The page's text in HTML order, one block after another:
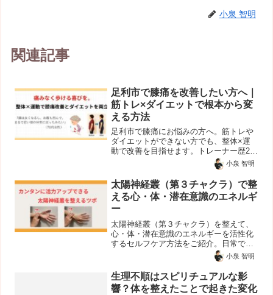
小泉 智明
関連記事
足利市で膝痛を改善したい方へ｜
筋トレ×ダイエットで根本から変
える方法
足利市で膝痛にお悩みの方へ。筋トレや
ダイエットができない方でも、整体×運
動で改善を目指せます。トレーナー歴20
年・2000人以上の指導実績、NSCA-CPT
保有。膝に負担をかけずに動ける体へ。
小泉 智明
太陽神経叢（第３チャクラ）で整
える心・体・潜在意識のエネルギ
ー
太陽神経叢（第３チャクラ）を整えて、
心・体・潜在意識のエネルギーを活性化
するセルフケア方法をご紹介。日常で簡
単にできる3つのスピリチュアルツボで自
信・意志・感情のバランスを整えます。
小泉 智明
生理不順はスピリチュアルな影
響？体を整えたことで起きた変化